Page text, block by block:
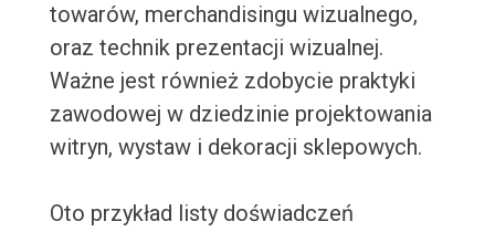
towarów, merchandisingu wizualnego,
oraz technik prezentacji wizualnej.
Ważne jest również zdobycie praktyki
zawodowej w dziedzinie projektowania
witryn, wystaw i dekoracji sklepowych.
Oto przykład listy doświadczeń